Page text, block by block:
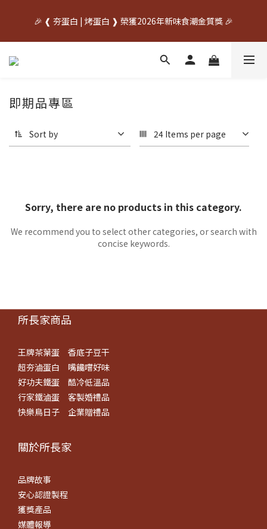
07/20~08/31🥚
🎉 ❰ 夯蛋白 | 烤蛋白 ❱ 榮獲2026年新味食潮金質獎 🎉
中秋先訂✦送禮不慌    🌙中秋早鳥優惠開跑🌙     🥚優惠期間
即期品專區
Sort by 24 Items per page
Sorry, there are no products in this category.
We recommend you to select other categories, or search with
concise keywords.
所長家商品
王牌茶葉蛋
香底子豆干
超夯滷蛋白
嘴饞嚐好味
好功夫鐵蛋
酷冷低溫品
行家鐵滷蛋
客製婚禮品
快樂鳥日子
企業贈禮品
關於所長​家
品牌故事
安心認證製程
獲獎產品
媒體報導